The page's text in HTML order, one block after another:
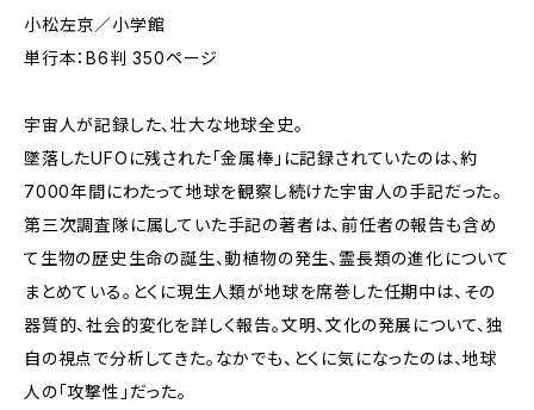
小松左京／小学館
単行本：B6判 350ページ
宇宙人が記録した、壮大な地球全史。
墜落したUFOに残された「金属棒」に記録されていたのは、約
7000年間にわたって地球を観察し続けた宇宙人の手記だった――。
第三次調査隊に属していた手記の著者は、前任者の報告も含め
て生物の歴史――生命の誕生、動植物の発生、霊長類の進化――について
まとめている。とくに現生人類が地球を席巻した任期中は、その
器質的、社会的変化を詳しく報告。文明、文化の発展について、独
自の視点で分析してきた。なかでも、とくに気になったのは、地球
人の「攻撃性」だった。